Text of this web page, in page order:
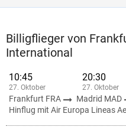
Billigflieger von
International
10:45
27. Oktober
20:30
27. Oktober
Frankfurt FRA Madrid MAD
Hinflug mit Air Europa Lineas